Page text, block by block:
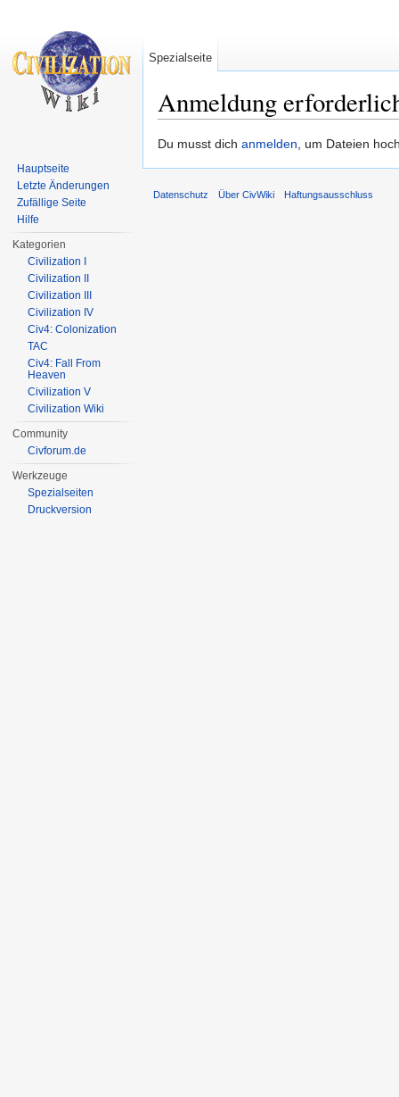
Anmeldung
Du musst dich anmelden, um Dateien
Spezialseite
Hauptseite
Letzte Änderungen
Zufällige Seite
Hilfe
Kategorien
Civilization I
Civilization II
Civilization III
Civilization IV
Civ4: Colonization
TAC
Civ4: Fall From
Heaven
Civilization V
Civilization Wiki
Community
Civforum.de
Werkzeuge
Spezialseiten
Druckversion
Datenschutz Über CivWiki Haftungsausschluss